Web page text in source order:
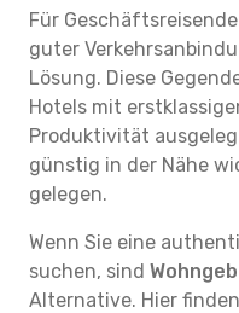
Für
guter
Lösung. Diese
Hotels mit
Produktivität
günstig in der Nähe
gelegen.
Wenn Sie eine
suchen, sind
Alternative. Hier